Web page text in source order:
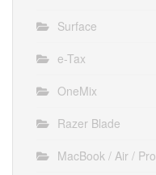
Surface
e-Tax
OneMix
Razer Blade
MacBook / Air / Pro